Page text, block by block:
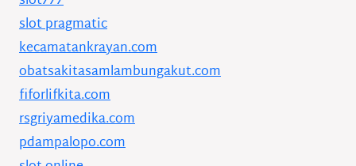
slot pragmatic
kecamatankrayan.com
obatsakitasamlambungakut.com
fiforlifkita.com
rsgriyamedika.com
pdampalopo.com